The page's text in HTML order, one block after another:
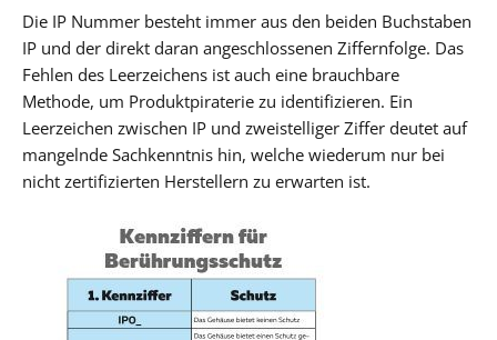
Die IP Nummer besteht immer aus den beiden Buchstaben
IP und der direkt daran angeschlossenen Ziffernfolge. Das
Fehlen des Leerzeichens ist auch eine brauchbare
Methode, um Produktpiraterie zu identifizieren. Ein
Leerzeichen zwischen IP und zweistelliger Ziffer deutet auf
mangelnde Sachkenntnis hin, welche wiederum nur bei
nicht zertifizierten Herstellern zu erwarten ist.